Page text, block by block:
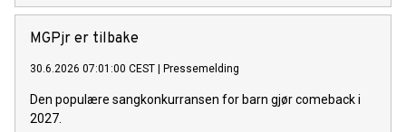
MGPjr er tilbake
30.6.2026 07:01:00 CEST | Pressemelding
Den populære sangkonkurransen for barn gjør comeback i
2027.